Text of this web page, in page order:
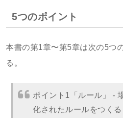
5つのポイント
本書の第1章〜第5章は次の5つ
る。
ポイント1「ルール」 -
化されたルールをつくる